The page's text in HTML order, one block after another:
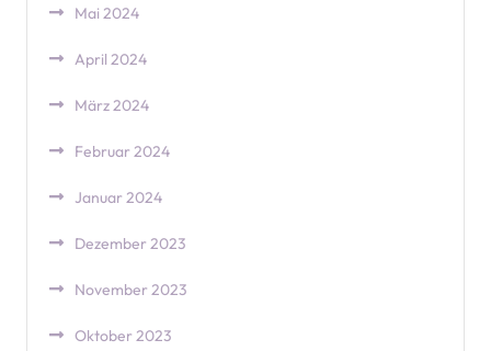
Mai 2024
April 2024
März 2024
Februar 2024
Januar 2024
Dezember 2023
November 2023
Oktober 2023